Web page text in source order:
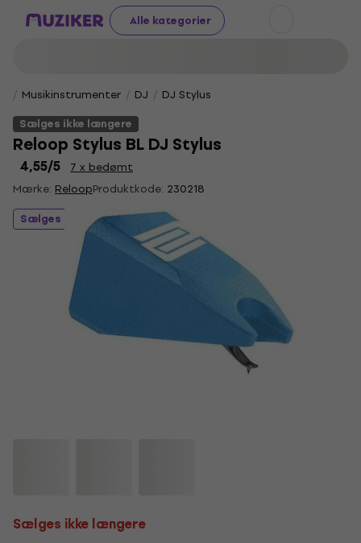
Alle kategorier
Musikinstrumenter DJ
DJ Stylus
Sælges ikke længere
Reloop Stylus BL DJ Stylus
4,55/5
7 x bedømt
Mærke: ReloopProduktkode: 230218
Sælges ikke længere
Sælges ikke længere